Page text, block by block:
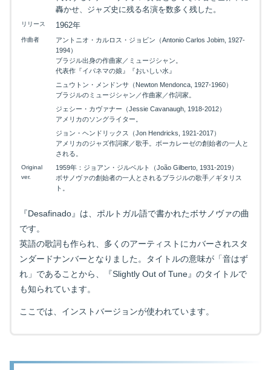
轟かせ、ジャズ史に残る名演を数多く残した。
リリース 1962年
作曲者
アントニオ・カルロス・ジョビン（Antonio Carlos Jobim, 1927-
1994）
ブラジル出身の作曲家／ミュージシャン。
代表作『イパネマの娘』『おいしい水』
ニュウトン・メンドンサ（Newton Mendonca, 1927-1960）
ブラジルのミュージシャン／作曲家／作詞家。
ジェシー・カヴァナー（Jessie Cavanaugh, 1918-2012）
アメリカのソングライター。
ジョン・ヘンドリックス（Jon Hendricks, 1921-2017）
アメリカのジャズ作詞家／歌手。ボーカレーゼの創始者の一人と
される。
Original
ver.
1959年：ジョアン・ジルベルト（João Gilberto, 1931-2019）
ボサノヴァの創始者の一人とされるブラジルの歌手／ギタリス
ト。
『Desafinado』は、ポルトガル語で書かれたボサノヴァの曲
です。
英語の歌詞も作られ、多くのアーティストにカバーされスタ
ンダードナンバーとなりました。タイトルの意味が「音はず
れ」であることから、『Slightly Out of Tune』のタイトルで
も知られています。
ここでは、インストバージョンが使われています。